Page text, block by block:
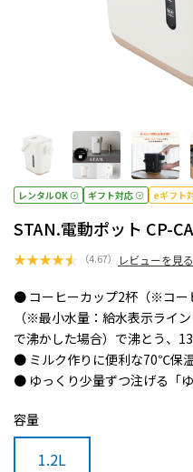
レンタルOK ギフト対応 eギフト
STAN.電動ポット CP-
★★★★★ （4.67） レビューを見る
● コーヒーカップ2杯（※コー
（※最小水量：給水表示ラ
で沸かした場合）で沸とう、
● ミルク作りに便利な70℃保
● ゆっくり少量ずつ注げる「
容量
1.2L